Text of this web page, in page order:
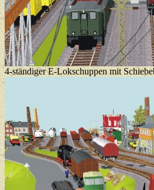
4-ständiger E-Lokschuppen mit